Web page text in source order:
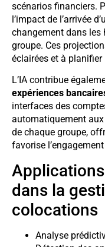
scénarios financiers.
l’impact de l’arrivée
changement dans
groupe. Ces
éclairées et à
L’IA contribue
expériences
interfaces des
automatiquement
de chaque groupe,
favorise
dans la
colocations
Analyse